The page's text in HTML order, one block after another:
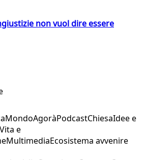
non vuol dire essere
MondoAgoràPodcastChiesaIdee e
Vita e
MultimediaEcosistema avvenire